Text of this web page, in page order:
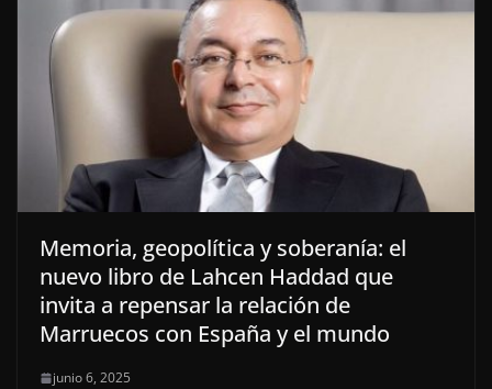
Memoria, geopolítica y soberanía: el
nuevo libro de Lahcen Haddad que
invita a repensar la relación de
Marruecos con España y el mundo
junio 6, 2025